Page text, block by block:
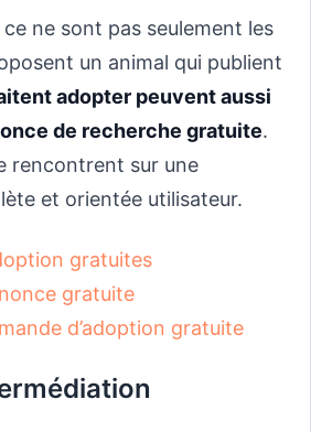
ne sont pas seulement les
un animal qui publient
adopter peuvent aussi
de recherche gratuite.
rencontrent sur une
et orientée utilisateur.
gratuites
gratuite
d’adoption gratuite